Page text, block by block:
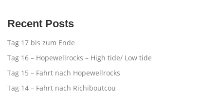
Recent Posts
Tag 17 bis zum Ende
Tag 16 – Hopewellrocks – High tide/ Low tide
Tag 15 – Fahrt nach Hopewellrocks
Tag 14 – Fahrt nach Richiboutcou